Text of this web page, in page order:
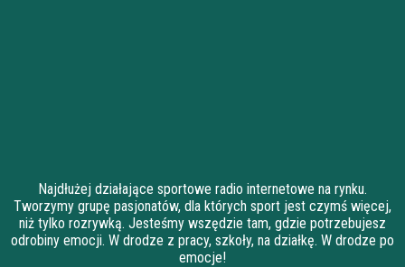
Najdłużej działające sportowe radio internetowe na rynku.
Tworzymy grupę pasjonatów, dla których sport jest czymś więcej,
niż tylko rozrywką. Jesteśmy wszędzie tam, gdzie potrzebujesz
odrobiny emocji. W drodze z pracy, szkoły, na działkę. W drodze po
emocje!